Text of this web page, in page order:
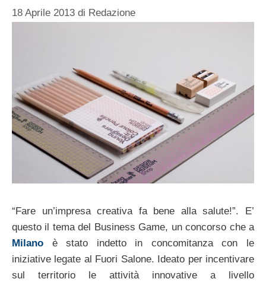
18 Aprile 2013 di Redazione
“Fare un’impresa creativa fa bene alla salute!”. E’
questo il tema del Business Game, un concorso che a
Milano è stato indetto in concomitanza con le
iniziative legate al Fuori Salone. Ideato per incentivare
sul territorio le attività innovative a livello